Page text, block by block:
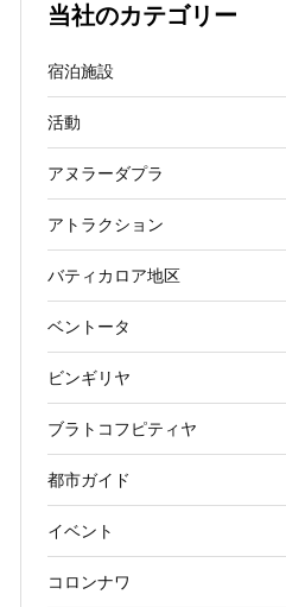
当社のカテゴリー
宿泊施設
活動
アヌラーダプラ
アトラクション
バティカロア地区
ベントータ
ビンギリヤ
ブラトコフピティヤ
都市ガイド
イベント
コロンナワ